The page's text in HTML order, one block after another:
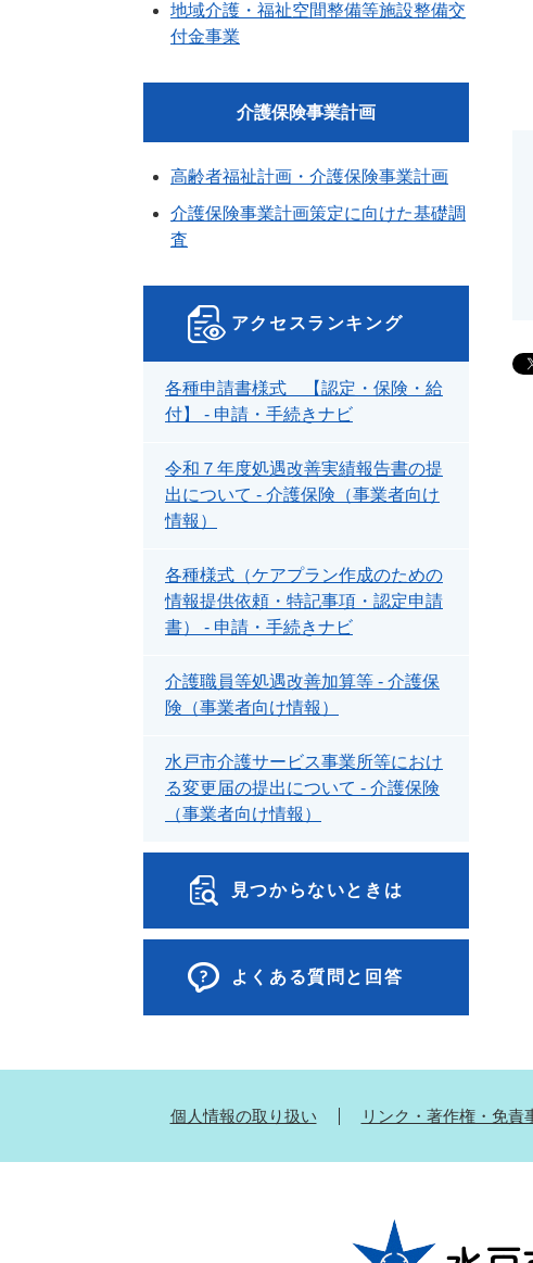
地域介護・福祉空間整備等施設整備交
付金事業
介護保険事業計画
高齢者福祉計画・介護保険事業計画
介護保険事業計画策定に向けた基礎調
査
アクセスランキング
各種申請書様式 【認定・保険・給
付】 - 申請・手続きナビ
令和７年度処遇改善実績報告書の提
出について - 介護保険（事業者向け
情報）
各種様式（ケアプラン作成のための
情報提供依頼・特記事項・認定申請
書） - 申請・手続きナビ
介護職員等処遇改善加算等 - 介護保
険（事業者向け情報）
水戸市介護サービス事業所等におけ
る変更届の提出について - 介護保険
（事業者向け情報）
見つからないときは
よくある質問と回答
個人情報の取り扱い リンク・著作権・免責